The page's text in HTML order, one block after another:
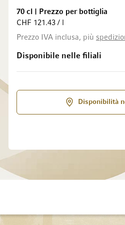
70 cl
Prezzo per bottiglia
CHF 121.43 / l
Prezzo IVA inclusa, più
Disponibile nelle filiali
Disponibilità